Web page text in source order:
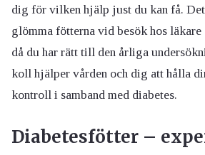
dig för vilken hjälp just du kan få.
glömma fötterna vid besök hos
då du har rätt till den årliga
koll hjälper vården och dig att hålla
kontroll i samband med diabetes.
Diabetesfötter –